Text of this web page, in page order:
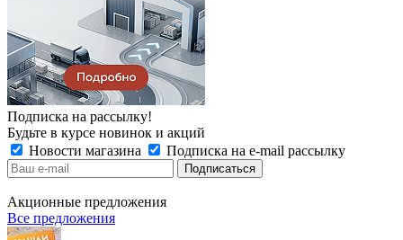
Подписка на рассылку!
Будьте в курсе новинок и акций
Новости магазина
Подписка на e-mail рассылку
Акционные предложения
Все предложения